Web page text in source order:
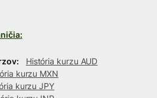
História kurzu AUD
kurzu MXN
kurzu JPY